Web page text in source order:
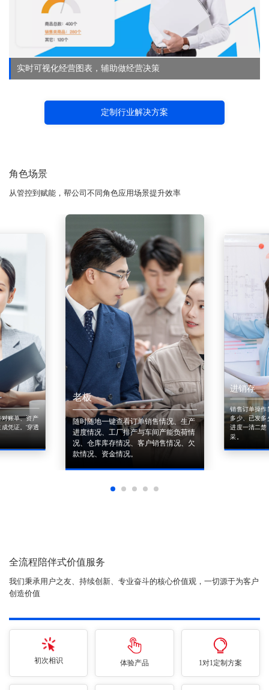
实时可视化经营图表，辅助做经营决策
定制行业解决方案
角色场景
从管控到赋能，帮公司不同角色应用场景提升效率
账单、资产
凭证。'穿透
老板
随时随地一键查看订单销售情况、生产
进度情况、工厂排产与车间产能负荷情
况、仓库库存情况、客户销售情况、欠
款情况、资金情况。
进销存
销售订单操作
多少、已发多
进度一清二楚
采。
全流程陪伴式价值服务
我们秉承用户之友、持续创新、专业奋斗的核心价值观，一切源于为客户
创造价值
初次相识 体验产品 1对1定制方案